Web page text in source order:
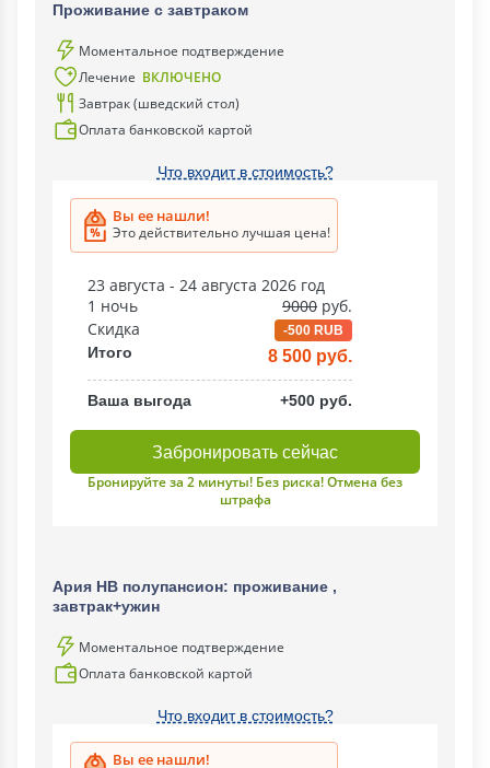
Проживание с завтраком
Моментальное подтверждение
Лечение ВКЛЮЧЕНО
Завтрак (шведский стол)
Оплата банковской картой
Что входит в стоимость?
Вы ее нашли!
Это действительно лучшая цена!
23 августа - 24 августа 2026 год
1 ночь
9000 руб.
Скидка
-500 RUB
Итого 8 500 руб.
Ваша выгода +500 руб.
Забронировать сейчас
Бронируйте за 2 минуты! Без риска! Отмена без
штрафа
Ария НВ полупансион: проживание ,
завтрак+ужин
Моментальное подтверждение
Оплата банковской картой
Что входит в стоимость?
Вы ее нашли!